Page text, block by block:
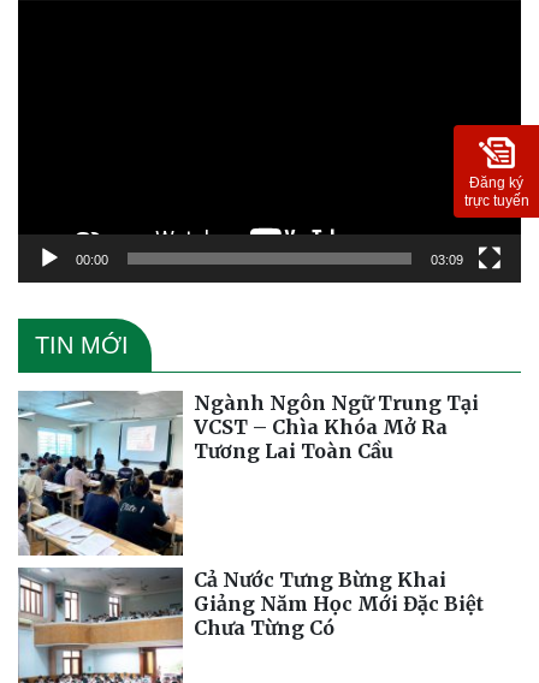
00:00 03:09
TIN MỚI
Ngành Ngôn Ngữ Trung Tại
VCST – Chìa Khóa Mở Ra
Tương Lai Toàn Cầu
Cả Nước Tưng Bừng Khai
Giảng Năm Học Mới Đặc Biệt
Chưa Từng Có
Đăng ký
trực tuyến